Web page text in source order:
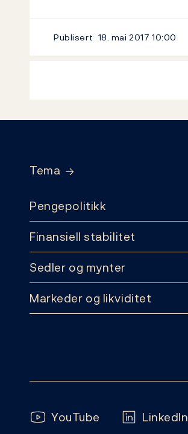
Publisert 18. mai 2017 10:00
Tema
Pengepolitikk
Finansiell stabilitet
Sedler og mynter
Markeder og likviditet
Følg oss:
YouTube LinkedIn